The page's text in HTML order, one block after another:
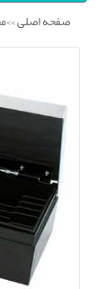
صفحه اصلی>>